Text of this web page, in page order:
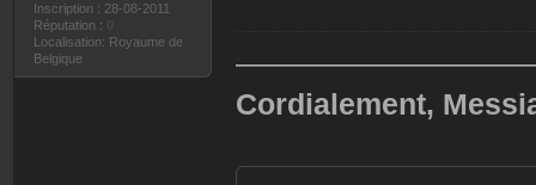
Inscription : 28-08-2011
Réputation :
Localisation: Royaume de
Belgique
Cordialement,